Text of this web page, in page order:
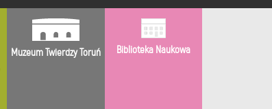
Muzeum Twierdzy Toruń Biblioteka Naukowa